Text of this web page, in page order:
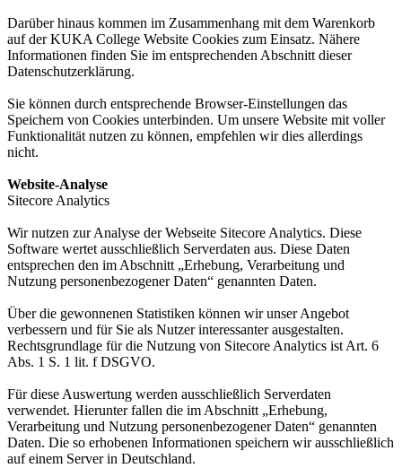
Darüber hinaus kommen im Zusammenhang mit dem Warenkorb
auf der KUKA College Website Cookies zum Einsatz. Nähere
Informationen finden Sie im entsprechenden Abschnitt dieser
Datenschutzerklärung.
Sie können durch entsprechende Browser-Einstellungen das
Speichern von Cookies unterbinden. Um unsere Website mit voller
Funktionalität nutzen zu können, empfehlen wir dies allerdings
nicht.
Website-Analyse
Sitecore Analytics
Wir nutzen zur Analyse der Webseite Sitecore Analytics. Diese
Software wertet ausschließlich Serverdaten aus. Diese Daten
entsprechen den im Abschnitt „Erhebung, Verarbeitung und
Nutzung personenbezogener Daten“ genannten Daten.
Über die gewonnenen Statistiken können wir unser Angebot
verbessern und für Sie als Nutzer interessanter ausgestalten.
Rechtsgrundlage für die Nutzung von Sitecore Analytics ist Art. 6
Abs. 1 S. 1 lit. f DSGVO.
Für diese Auswertung werden ausschließlich Serverdaten
verwendet. Hierunter fallen die im Abschnitt „Erhebung,
Verarbeitung und Nutzung personenbezogener Daten“ genannten
Daten. Die so erhobenen Informationen speichern wir ausschließlich
auf einem Server in Deutschland.